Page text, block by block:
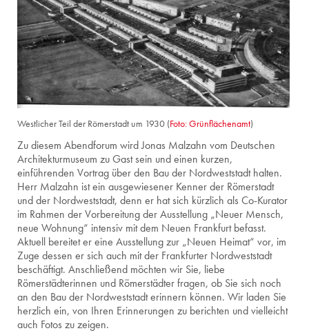
Westlicher Teil der Römerstadt um 1930 (Foto: Grünflächenamt)
Zu diesem Abendforum wird Jonas Malzahn vom Deutschen
Architekturmuseum zu Gast sein und einen kurzen,
einführenden Vortrag über den Bau der Nordweststadt halten.
Herr Malzahn ist ein ausgewiesener Kenner der Römerstadt
und der Nordweststadt, denn er hat sich kürzlich als Co-Kurator
im Rahmen der Vorbereitung der Ausstellung „Neuer Mensch,
neue Wohnung“ intensiv mit dem Neuen Frankfurt befasst.
Aktuell bereitet er eine Ausstellung zur „Neuen Heimat“ vor, im
Zuge dessen er sich auch mit der Frankfurter Nordweststadt
beschäftigt. Anschließend möchten wir Sie, liebe
Römerstädterinnen und Römerstädter fragen, ob Sie sich noch
an den Bau der Nordweststadt erinnern können. Wir laden Sie
herzlich ein, von Ihren Erinnerungen zu berichten und vielleicht
auch Fotos zu zeigen.